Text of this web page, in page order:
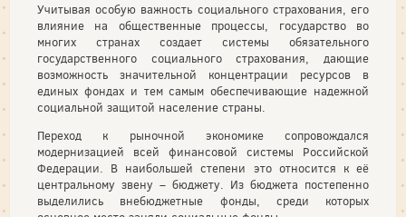
Учитывая особую важность социального страхования, его
влияние на общественные процессы, государство во
многих странах создает системы обязательного
государственного социального страхования, дающие
возможность значительной концентрации ресурсов в
единых фондах и тем самым обеспечивающие надежной
социальной защитой население страны.
Переход к рыночной экономике сопровождался
модернизацией всей финансовой системы Российской
Федерации. В наибольшей степени это относится к её
центральному звену – бюджету. Из бюджета постепенно
выделились внебюджетные фонды, среди которых